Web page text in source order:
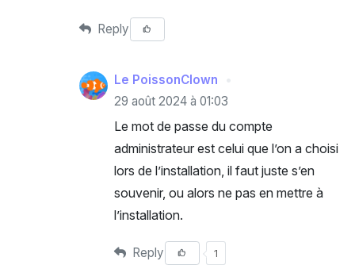
Reply
Le PoissonClown
29 août 2024 à 01:03
Le mot de passe du compte
administrateur est celui que l’on a choisi
lors de l’installation, il faut juste s’en
souvenir, ou alors ne pas en mettre à
l’installation.
Reply 1